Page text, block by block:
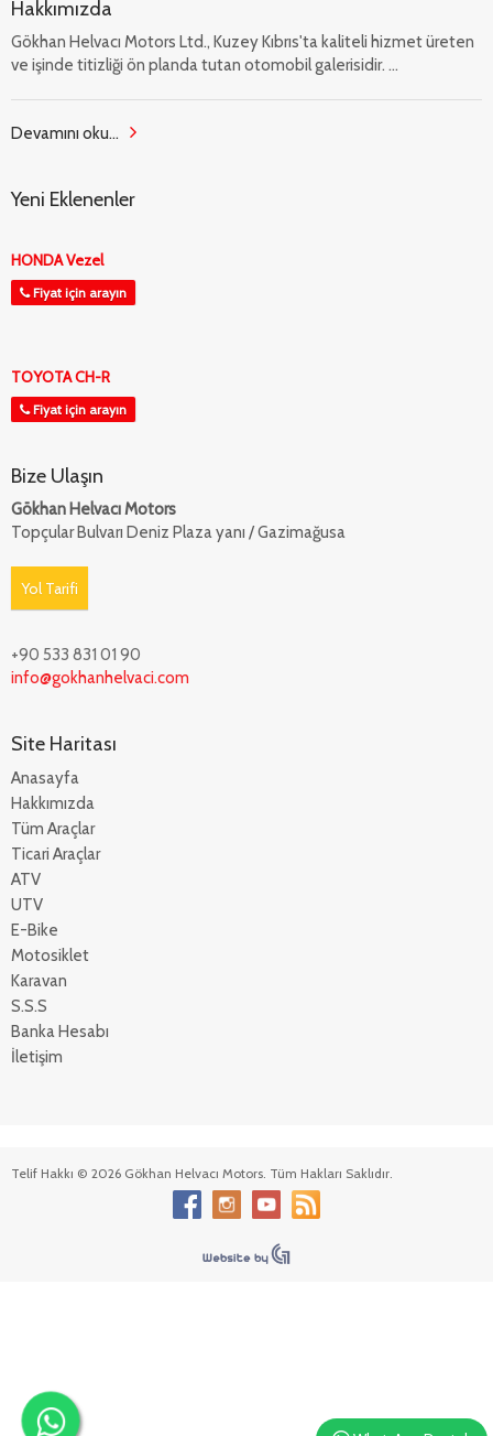
Hakkımızda
Gökhan Helvacı Motors Ltd., Kuzey Kıbrıs'ta kaliteli hizmet üreten
ve işinde titizliği ön planda tutan otomobil galerisidir. ...
Devamını oku...
Yeni Eklenenler
HONDA Vezel
Fiyat için arayın
TOYOTA CH-R
Fiyat için arayın
Bize Ulaşın
Gökhan Helvacı Motors
Topçular Bulvarı Deniz Plaza yanı / Gazimağusa
Yol Tarifi
+90 533 831 01 90
info@gokhanhelvaci.com
Site Haritası
Anasayfa
Hakkımızda
Tüm Araçlar
Ticari Araçlar
ATV
UTV
E-Bike
Motosiklet
Karavan
S.S.S
Banka Hesabı
İletişim
Telif Hakkı © 2026 Gökhan Helvacı Motors. Tüm Hakları Saklıdır.